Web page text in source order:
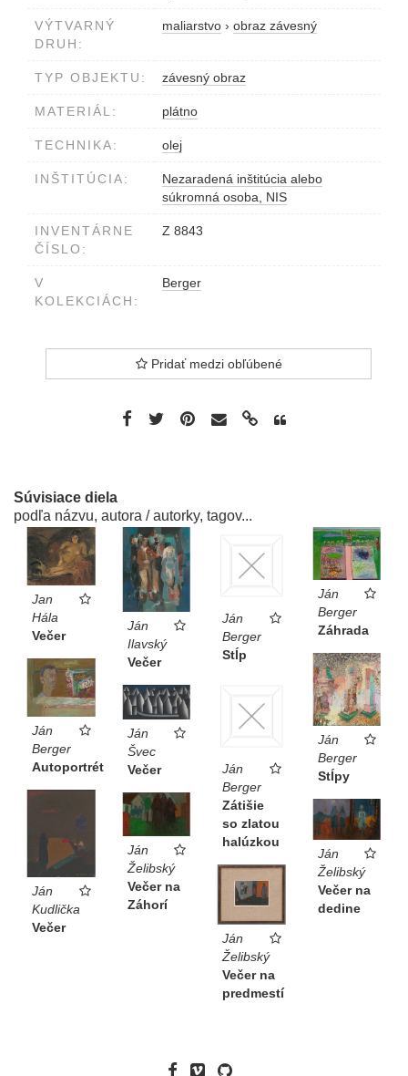
VÝTVARNÝ
DRUH:
maliarstvo › obraz závesný
TYP OBJEKTU: závesný obraz
MATERIÁL: plátno
TECHNIKA: olej
INŠTITÚCIA:
Nezaradená inštitúcia alebo
súkromná osoba, NIS
INVENTÁRNE
ČÍSLO:
Z 8843
V
KOLEKCIÁCH:
Berger
Pridať medzi obľúbené
Súvisiace diela
podľa názvu, autora / autorky, tagov...
Jan
Hála
Večer
Ján
Ilavský
Večer
Ján
Berger
Stĺp
Ján
Berger
Záhrada
Ján
Berger
Stĺpy
Ján
Berger
Autoportrét
Ján
Berger
Zátišie
so zlatou
halúzkou
Ján
Švec
Večer
Ján
Kudlička
Večer
Ján
Želibský
Večer na
Záhorí
Ján
Želibský
Večer na
dedine
Ján
Želibský
Večer na
predmestí